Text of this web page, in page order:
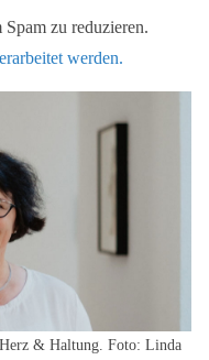
zu reduzieren.
werden.
& Haltung. Foto: Linda